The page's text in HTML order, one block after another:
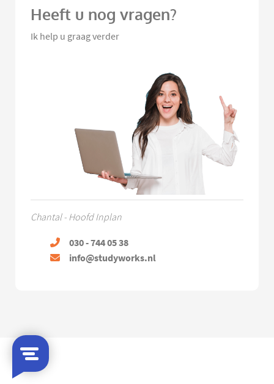
Heeft u nog vragen?
Ik help u graag verder
Chantal - Hoofd Inplan
030 - 744 05 38
info@studyworks.nl